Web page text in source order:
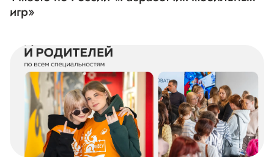
игр»